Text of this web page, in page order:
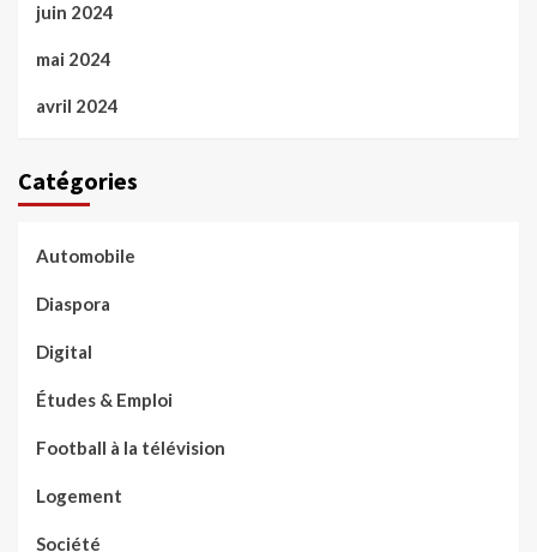
juin 2024
mai 2024
avril 2024
Catégories
Automobile
Diaspora
Digital
Études & Emploi
Football à la télévision
Logement
Société